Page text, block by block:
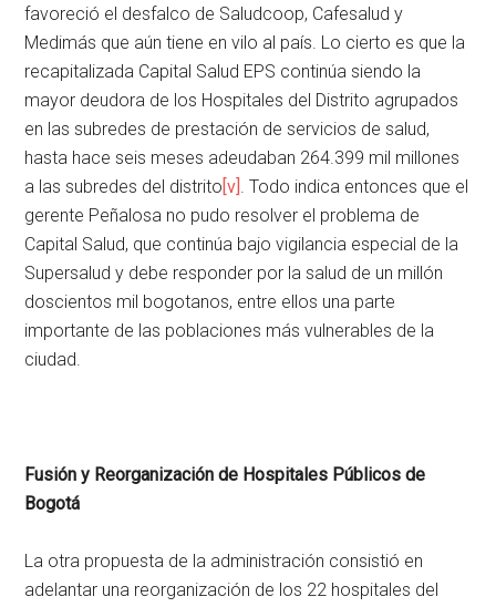
favoreció el desfalco de Saludcoop, Cafesalud y
Medimás que aún tiene en vilo al país. Lo cierto es que la
recapitalizada Capital Salud EPS continúa siendo la
mayor deudora de los Hospitales del Distrito agrupados
en las subredes de prestación de servicios de salud,
hasta hace seis meses adeudaban 264.399 mil millones
a las subredes del distrito [v] . Todo indica entonces que el
gerente Peñalosa no pudo resolver el problema de
Capital Salud, que continúa bajo vigilancia especial de la
Supersalud y debe responder por la salud de un millón
doscientos mil bogotanos, entre ellos una parte
importante de las poblaciones más vulnerables de la
ciudad.
Fusión y Reorganización de Hospitales Públicos de
Bogotá
La otra propuesta de la administración consistió en
adelantar una reorganización de los 22 hospitales del